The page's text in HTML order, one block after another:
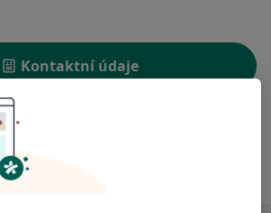
Kontaktní údaje
Rezervovat termín
Adresy